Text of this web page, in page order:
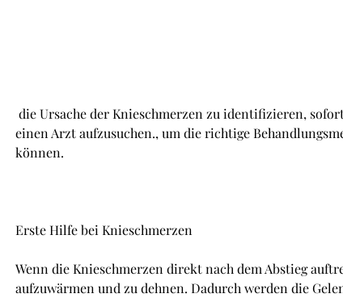
einen Arzt aufzusuchen., um die richtige
können.
Erste Hilfe bei Knieschmerzen
Wenn die Knieschmerzen direkt nach dem Abstieg
aufzuwärmen und zu dehnen. Dadurch werden die